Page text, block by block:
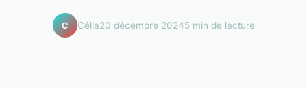
C Célia20 décembre 20245 min de lecture